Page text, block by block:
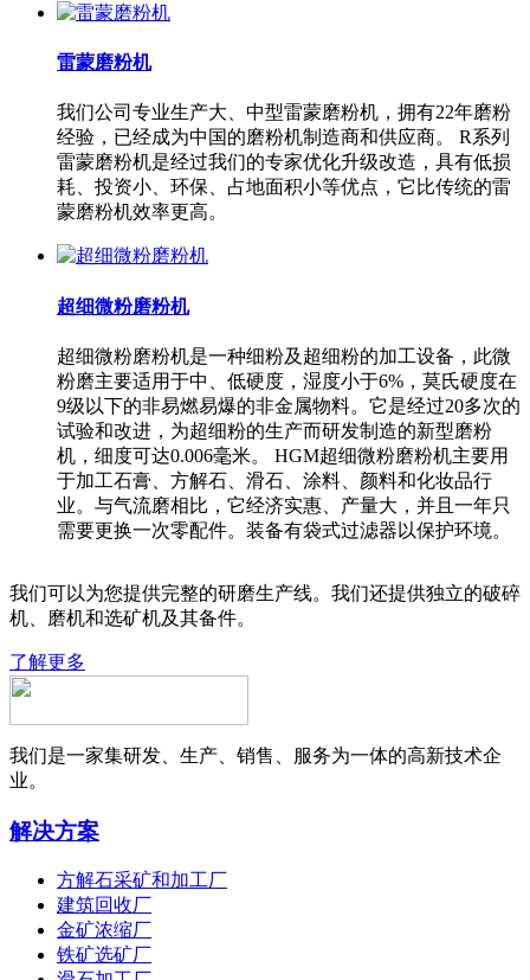
雷蒙磨粉机
我们公司专业生产大、中型雷蒙磨粉机，拥有22年磨粉
经验，已经成为中国的磨粉机制造商和供应商。 R系列
雷蒙磨粉机是经过我们的专家优化升级改造，具有低损
耗、投资小、环保、占地面积小等优点，它比传统的雷
蒙磨粉机效率更高。
超细微粉磨粉机
超细微粉磨粉机是一种细粉及超细粉的加工设备，此微
粉磨主要适用于中、低硬度，湿度小于6%，莫氏硬度在
9级以下的非易燃易爆的非金属物料。它是经过20多次的
试验和改进，为超细粉的生产而研发制造的新型磨粉
机，细度可达0.006毫米。 HGM超细微粉磨粉机主要用
于加工石膏、方解石、滑石、涂料、颜料和化妆品行
业。与气流磨相比，它经济实惠、产量大，并且一年只
需要更换一次零配件。装备有袋式过滤器以保护环境。
我们可以为您提供完整的研磨生产线。我们还提供独立的破碎
机、磨机和选矿机及其备件。
了解更多
我们是一家集研发、生产、销售、服务为一体的高新技术企
业。
解决方案
方解石采矿和加工厂
建筑回收厂
金矿浓缩厂
铁矿选矿厂